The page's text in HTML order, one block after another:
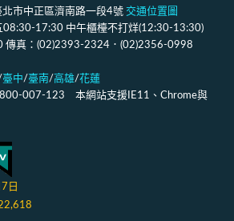
市中正區濟南路一段4號 交通位置圖
08:30-17:30 中午櫃檯不打烊(12:30-13:30)
傳真：(02)2393-2324．(02)2356-0998
臺中/臺南/高雄/花蓮
007-123 本網站支援IE11、Chrome與
日